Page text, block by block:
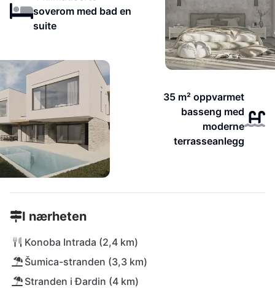
soverom med bad en
suite
35 m² oppvarmet
basseng med
moderne
terrasseanlegg
I nærheten
Konoba Intrada (2,4 km)
Šumica-stranden (3,3 km)
Stranden i Đardin (4 km)